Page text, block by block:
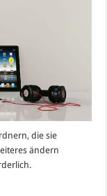
die sie
ändern